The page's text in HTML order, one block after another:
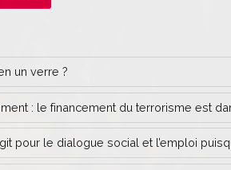
un verre ?
: le financement du terrorisme est
pour le dialogue social et l’emploi